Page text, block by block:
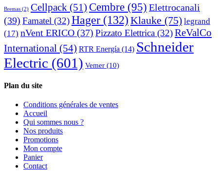
Bremas (2) Cellpack (51) Cembre (95) Elettrocanali
(39) Famatel (32)Hager (132) Klauke (75) legrand
(17) nVent ERICO (37) Pizzato Elettrica (32)ReValCo
International (54) RTR Energía (14) Schneider
Electric (601) Vemer (10)
Plan du site
Conditions générales de ventes
Accueil
Qui sommes nous ?
Nos produits
Promotions
Mon compte
Panier
Contact